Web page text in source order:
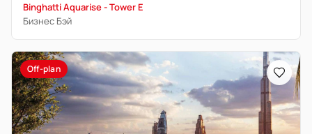
Binghatti Aquarise - Tower E
Бизнес Бэй
Off-plan